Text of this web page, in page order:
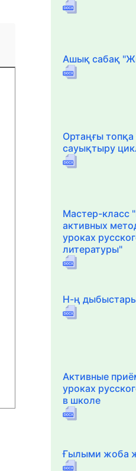
Ашық сабақ
Ортаңғы
сауықтыру
Мастер-класс
активных
уроках
литературы"
Н-ң
Активные
уроках
в школе
Ғылыми жоба